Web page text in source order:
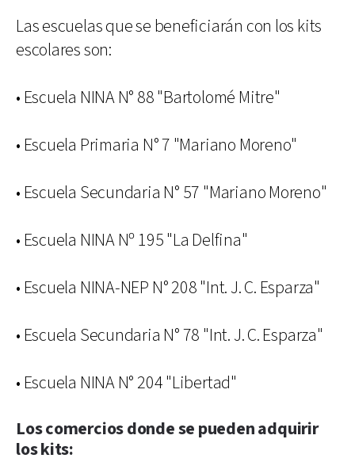
Las escuelas que se beneficiarán con los kits
escolares son:
• Escuela NINA N° 88 "Bartolomé Mitre"
• Escuela Primaria N° 7 "Mariano Moreno"
• Escuela Secundaria N° 57 "Mariano Moreno"
• Escuela NINA Nº 195 "La Delfina"
• Escuela NINA-NEP N° 208 "Int. J. C. Esparza"
• Escuela Secundaria N° 78 "Int. J. C. Esparza"
• Escuela NINA N° 204 "Libertad"
Los comercios donde se pueden adquirir
los kits: